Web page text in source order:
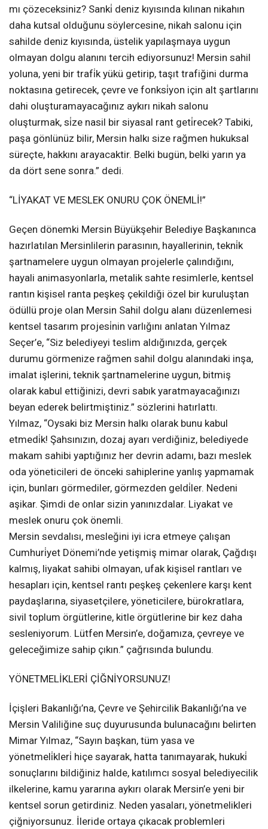
mı çözeceksiniz? Sanki̇ deniz kıyısında kılınan nikahın
daha kutsal olduğunu söylercesine, nikah salonu için
sahilde deniz kıyısında, üstelik yapılaşmaya uygun
olmayan dolgu alanını tercih ediyorsunuz! Mersin sahil
yoluna, yeni bir trafi̇k yükü getirip, taşıt trafiğini durma
noktasına getirecek, çevre ve fonksi̇yon için alt şartlarını
dahi oluşturamayacağınız aykırı nikah salonu
oluşturmak, si̇ze nasil bir siyasal rant geti̇recek? Tabiki,
paşa gönlünüz bilir, Mersin halkı size rağmen hukuksal
süreçte, hakkını arayacaktir. Belki bugün, belki yarın ya
da dört sene sonra.” dedi.
“LİYAKAT VE MESLEK ONURU ÇOK ÖNEMLİ!”
Geçen dönemki Mersin Büyükşehir Belediye Başkanınca
hazırlatılan Mersinlilerin parasının, hayallerinin, tekni̇k
şartnamelere uygun olmayan projelerle çalındığını,
hayali animasyonlarla, metalik sahte resimlerle, kentsel
rantın kişisel ranta peşkeş çekildiği özel bir kuruluştan
ödüllü proje olan Mersin Sahil dolgu alanı düzenlemesi
kentsel tasarım projesi̇nin varlığını anlatan Yılmaz
Seçer’e, “Siz belediyeyi teslim aldığınızda, gerçek
durumu görmenize rağmen sahil dolgu alanındaki inşa,
imalat işlerini, teknik şartnamelerine uygun, bitmiş
olarak kabul ettiğinizi, devri sabık yaratmayacağınızı
beyan ederek belirtmiştiniz.” sözlerini hatırlattı.
Yılmaz, “Oysaki biz Mersin halkı olarak bunu kabul
etmedi̇k! Şahsınızın, dozaj ayarı verdiğiniz, belediyede
makam sahibi yaptığınız her devrin adamı, bazı meslek
oda yöneticileri de önceki sahiplerine yanlış yapmamak
için, bunları görmediler, görmezden geldi̇ler. Nedeni
aşikar. Şimdi de onlar sizin yanınızdalar. Liyakat ve
meslek onuru çok önemli.
Mersin sevdalısı, mesleğini iyi icra etmeye çalışan
Cumhuri̇yet Dönemi’nde yetişmiş mimar olarak, Çağdışı
kalmış, liyakat sahibi olmayan, ufak kişisel rantları ve
hesapları için, kentsel rantı peşkeş çekenlere karşı kent
paydaşlarına, siyasetçilere, yöneticilere, bürokratlara,
sivil toplum örgütlerine, kitle örgütlerine bir kez daha
sesleniyorum. Lütfen Mersin’e, doğamıza, çevreye ve
geleceğimize sahip çıkın.” çağrısında bulundu.
YÖNETMELİKLERİ ÇİĞNİYORSUNUZ!
İçişleri Bakanlığı’na, Çevre ve Şehircilik Bakanlığı’na ve
Mersin Valiliğine suç duyurusunda bulunacağını belirten
Mimar Yılmaz, “Sayın başkan, tüm yasa ve
yönetmeli̇kleri̇ hiçe sayarak, hatta tanımayarak, hukuki̇
sonuçlarını bildiğiniz halde, katılımcı sosyal belediyecilik
ilkelerine, kamu yararına aykırı olarak Mersin’e yeni bir
kentsel sorun getirdiniz. Neden yasaları, yönetmelikleri
çiğniyorsunuz. İleride ortaya çıkacak problemleri